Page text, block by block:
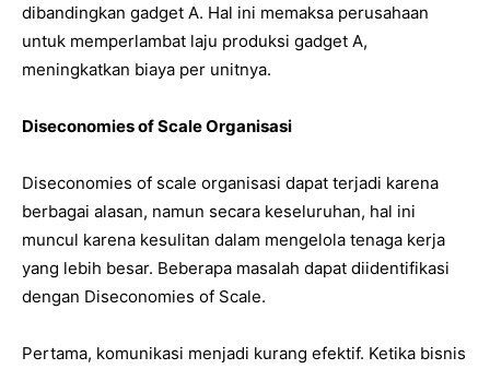
dibandingkan gadget A. Hal ini memaksa perusahaan
untuk memperlambat laju produksi gadget A,
meningkatkan biaya per unitnya.
Diseconomies of Scale Organisasi
Diseconomies of scale organisasi dapat terjadi karena
berbagai alasan, namun secara keseluruhan, hal ini
muncul karena kesulitan dalam mengelola tenaga kerja
yang lebih besar. Beberapa masalah dapat diidentifikasi
dengan Diseconomies of Scale.
Pertama, komunikasi menjadi kurang efektif. Ketika bisnis